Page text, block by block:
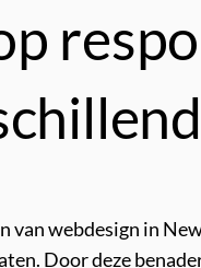
van webdesign in
Door deze